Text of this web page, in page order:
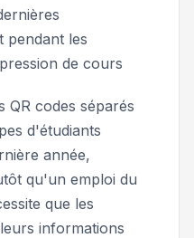
pendant les
de cours
QR codes séparés
d'étudiants
année,
qu'un emploi du
que les
informations